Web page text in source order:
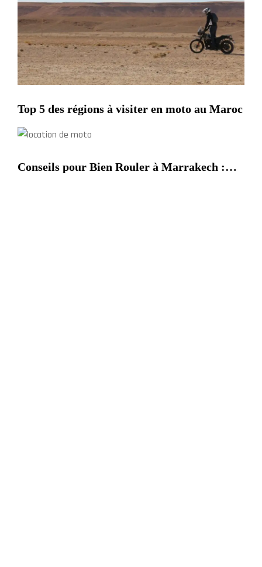
Top 5 des régions à visiter en moto au Maroc
Conseils pour Bien Rouler à Marrakech :